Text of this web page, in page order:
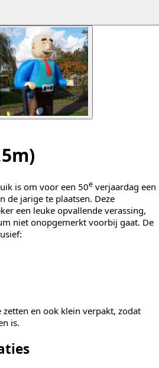
is om voor een 50e verjaardag een
de jarige te plaatsen. Deze
een leuke opvallende verassing,
niet onopgemerkt voorbij gaat. De
en ook klein verpakt, zodat
is.